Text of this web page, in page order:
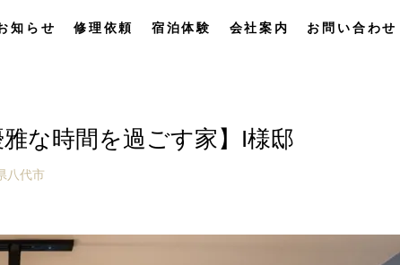
知らせ 修理依頼 宿泊体験 会社案内 お問い合わせ
な時間を過ごす家】I様邸
八代市